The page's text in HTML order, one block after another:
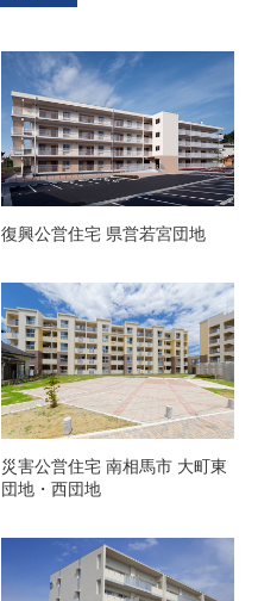
復興公営住宅 県営若宮団地
災害公営住宅 南相馬市 大町東
団地・西団地